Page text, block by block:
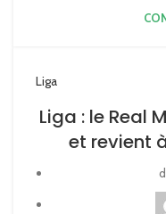
Liga
Liga : le Real
et revient